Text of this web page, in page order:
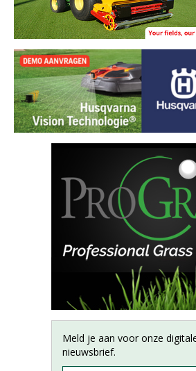
Meld je aan voor onze
nieuwsbrief.